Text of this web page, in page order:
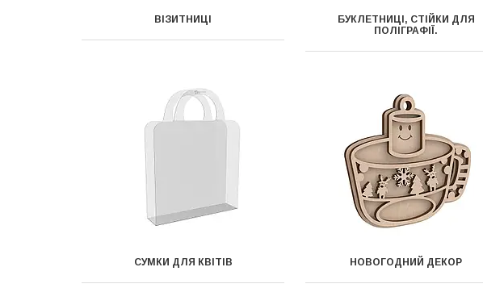
ВІЗИТНИЦІ
БУКЛЕТНИЦІ, СТІЙКИ ДЛЯ
ПОЛІГРАФІЇ.
СУМКИ ДЛЯ КВІТІВ НОВОГОДНИЙ ДЕКОР